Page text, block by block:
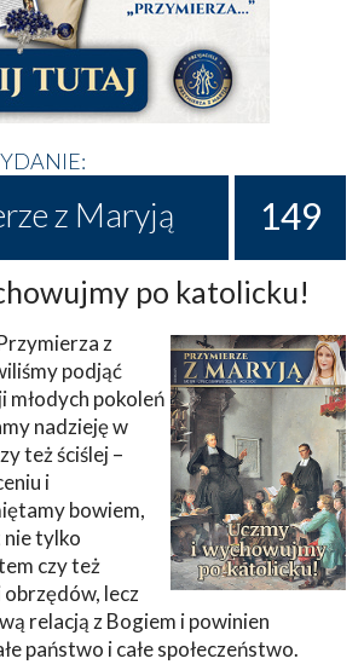
z Maryją 149
po katolicku!
z
podjąć
pokoleń
nadzieję w
też ściślej –
i
bowiem,
tylko
czy też
lecz
relacją z Bogiem i powinien
państwo i całe społeczeństwo.